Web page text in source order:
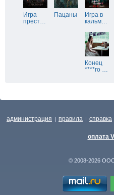
Игра
прест…
Пацаны
Игра в
кальм…
Конец
****го …
администрация | правила | справка
оплата
© 2008-2026